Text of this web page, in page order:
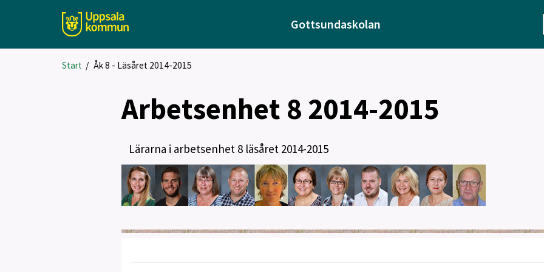
Gottsundaskolan
Start / Åk 8 - Läsåret 2014-2015
Arbetsenhet 8 2014-2015
Lärarna i arbetsenhet 8 läsåret 2014-2015